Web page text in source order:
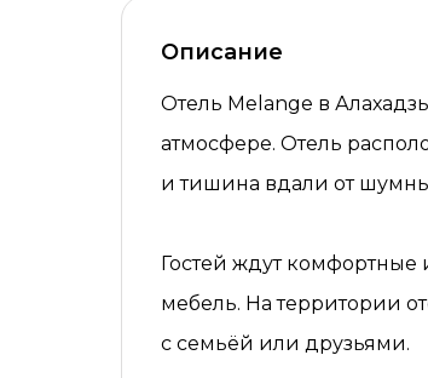
Описание
Отель Melange в
атмосфере. Отель
и тишина вдали от
Гостей ждут комфортные
мебель. На территории
с семьёй или друзьями.